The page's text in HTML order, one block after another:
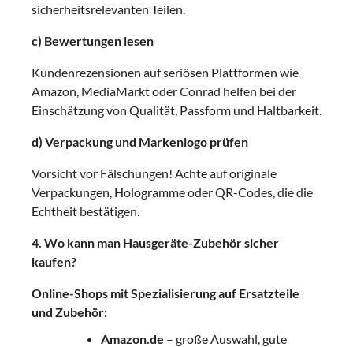
sicherheitsrelevanten Teilen.
c) Bewertungen lesen
Kundenrezensionen auf seriösen Plattformen wie
Amazon, MediaMarkt oder Conrad helfen bei der
Einschätzung von Qualität, Passform und Haltbarkeit.
d) Verpackung und Markenlogo prüfen
Vorsicht vor Fälschungen! Achte auf originale
Verpackungen, Hologramme oder QR-Codes, die die
Echtheit bestätigen.
4. Wo kann man Hausgeräte-Zubehör sicher
kaufen?
Online-Shops mit Spezialisierung auf Ersatzteile
und Zubehör:
Amazon.de – große Auswahl, gute